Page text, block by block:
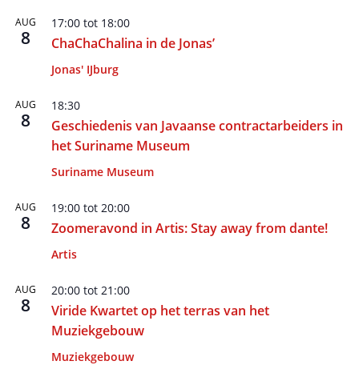
AUG
8
17:00 tot 18:00
ChaChaChalina in de Jonas’
Jonas' IJburg
AUG
8
18:30
Geschiedenis van Javaanse contractarbeiders in
het Suriname Museum
Suriname Museum
AUG
8
19:00 tot 20:00
Zoomeravond in Artis: Stay away from dante!
Artis
AUG
8
20:00 tot 21:00
Viride Kwartet op het terras van het
Muziekgebouw
Muziekgebouw